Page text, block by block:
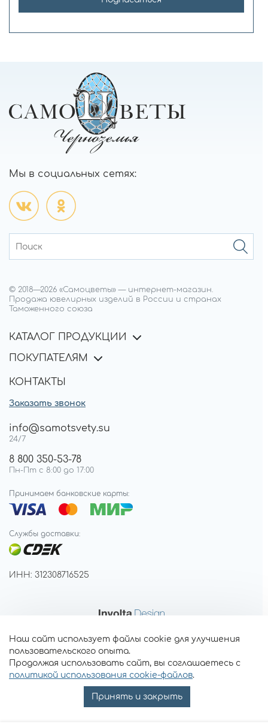
Мы в социальных сетях:
© 2018—2026 «Самоцветы» — интернет-магазин.
Продажа ювелирных изделий в России и странах
Таможенного союза
КАТАЛОГ ПРОДУКЦИИ
ПОКУПАТЕЛЯМ
КОНТАКТЫ
Заказать звонок
info@samotsvety.su
24/7
8 800 350-53-78
Пн-Пт с 8:00 до 17:00
Принимаем банковские карты:
Службы доставки:
ИНН: 312308716525
Наш сайт использует файлы cookie для улучшения
пользовательского опыта.
Продолжая использовать сайт, вы соглашаетесь с
политикой использования cookie-файлов.
Принять и закрыть